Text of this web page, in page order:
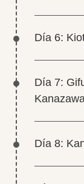
Día 6:
Día 7:
Día 8: